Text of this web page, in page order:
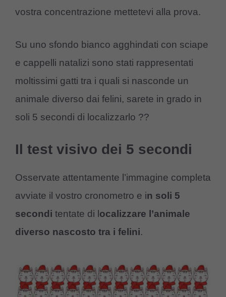
vostra concentrazione mettetevi alla prova.
Su uno sfondo bianco agghindati con sciape
e cappelli natalizi sono stati rappresentati
moltissimi gatti tra i quali si nasconde un
animale diverso dai felini, sarete in grado in
soli 5 secondi di localizzarlo ??
Il test visivo dei 5 secondi
Osservate attentamente l’immagine completa
avviate il vostro cronometro e in soli 5
secondi tentate di l ocalizzare l’animale
diverso nascosto tra i felini.